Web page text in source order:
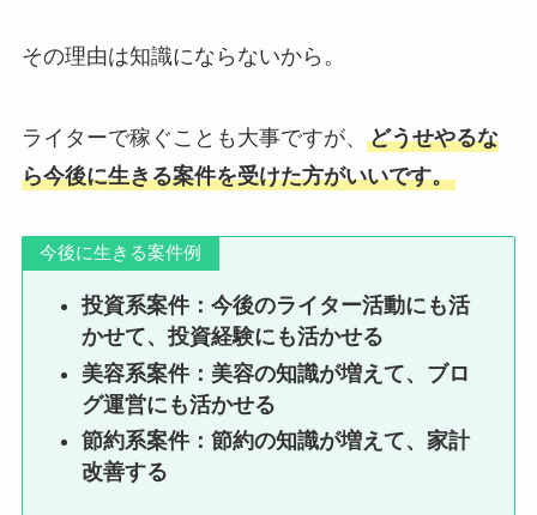
その理由は知識にならないから。
ライターで稼ぐことも大事ですが、 どうせやるな
ら今後に生きる案件を受けた方がいいです。
今後に生きる案件例
投資系案件：今後のライター活動にも活
かせて、投資経験にも活かせる
美容系案件：美容の知識が増えて、ブロ
グ運営にも活かせる
節約系案件：節約の知識が増えて、家計
改善する